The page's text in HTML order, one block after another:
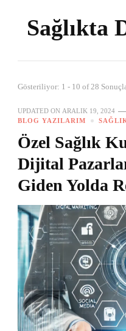
Sağlıkta
Gösteriliyor: 1 - 10 of 28
UPDATED ON ARALIK 19, 2024
BLOG YAZILARIM
Özel Sağlık
Dijital
Giden Yolda